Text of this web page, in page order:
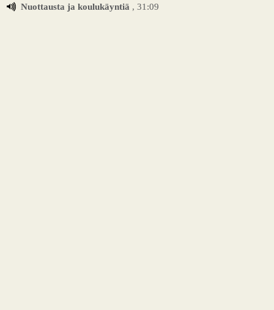
Nuottausta ja koulukäyntiä , 31:09